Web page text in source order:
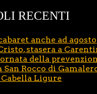
RECENTI
anche ad agosto
stasera a
della
San Rocco di
Cabella Ligure